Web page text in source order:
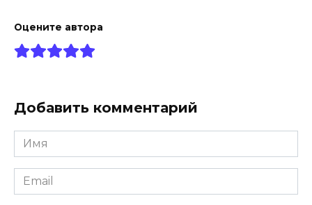
Оцените автора
Добавить комментарий
Имя
*
Email
*